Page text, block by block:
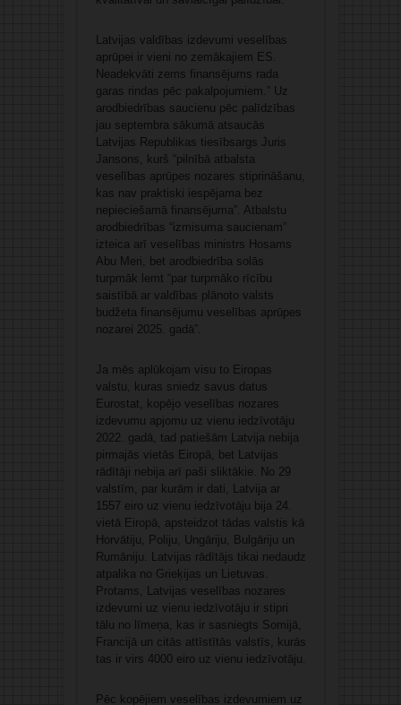
Latvijas valdības izdevumi veselības
aprūpei ir vieni no zemākajiem ES.
Neadekvāti zems finansējums rada
garas rindas pēc pakalpojumiem.” Uz
arodbiedrības saucienu pēc palīdzības
jau septembra sākumā atsaucās
Latvijas Republikas tiesībsargs Juris
Jansons, kurš “pilnībā atbalsta
veselības aprūpes nozares stiprināšanu,
kas nav praktiski iespējama bez
nepieciešamā finansējuma”. Atbalstu
arodbiedrības “izmisuma saucienam”
izteica arī veselības ministrs Hosams
Abu Meri, bet arodbiedrība solās
turpmāk lemt “par turpmāko rīcību
saistībā ar valdības plānoto valsts
budžeta finansējumu veselības aprūpes
nozarei 2025. gadā”.
Ja mēs aplūkojam visu to Eiropas
valstu, kuras sniedz savus datus
Eurostat, kopējo veselības nozares
izdevumu apjomu uz vienu iedzīvotāju
2022. gadā, tad patiešām Latvija nebija
pirmajās vietās Eiropā, bet Latvijas
rādītāji nebija arī paši sliktākie. No 29
valstīm, par kurām ir dati, Latvija ar
1557 eiro uz vienu iedzīvotāju bija 24.
vietā Eiropā, apsteidzot tādas valstis kā
Horvātiju, Poliju, Ungāriju, Bulgāriju un
Rumāniju. Latvijas rādītājs tikai nedaudz
atpalika no Grieķijas un Lietuvas.
Protams, Latvijas veselības nozares
izdevumi uz vienu iedzīvotāju ir stipri
tālu no līmeņa, kas ir sasniegts Somijā,
Francijā un citās attīstītās valstīs, kurās
tas ir virs 4000 eiro uz vienu iedzīvotāju.
Pēc kopējiem veselības izdevumiem uz